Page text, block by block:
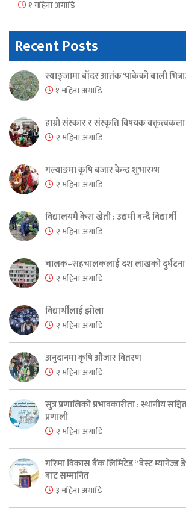
१ महिना अगाडि
Recent Posts
स्याङ्जामा बाँदर आतंक ‘पाकेको बाली
१ महिना अगाडि
हाम्रो संस्कार र संस्कृति विषयक वक्तृत्वकला
२ महिना अगाडि
गल्याङमा कृषि बजार केन्द्र शुभारम्भ
२ महिना अगाडि
विद्यालयमै केरा खेती : उद्यमी बन्दै विद्यार्थी
२ महिना अगाडि
चालक–सहचालकलाई दश लाखको दुर्घटना
२ महिना अगाडि
विद्यार्थीलाई झोला
२ महिना अगाडि
अनुदानमा कृषि औजार वितरण
२ महिना अगाडि
सुत्र प्रणालिको प्रभावकारीता : स्थानीय
प्रणाली
२ महिना अगाडि
गरिमा विकास बैंक लिमिटेड “बेस्ट
बाट सम्मानित
३ महिना अगाडि